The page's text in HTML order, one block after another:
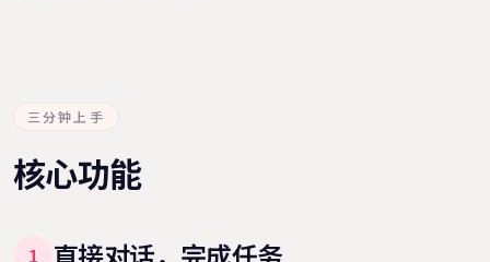
三分钟上手
核心功能
1